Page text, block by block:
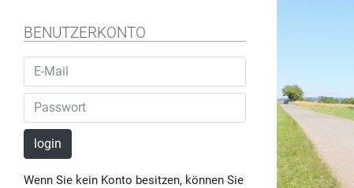
BENUTZERKONTO
login
Wenn Sie kein Konto besitzen, können Sie